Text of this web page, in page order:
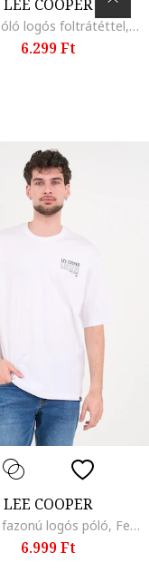
LEE COOPER
Pamutpóló logós foltrátéttel, Világos narancssárga
6.299 Ft
LEE COOPER
Normál fazonú logós póló, Fehér
6.999 Ft